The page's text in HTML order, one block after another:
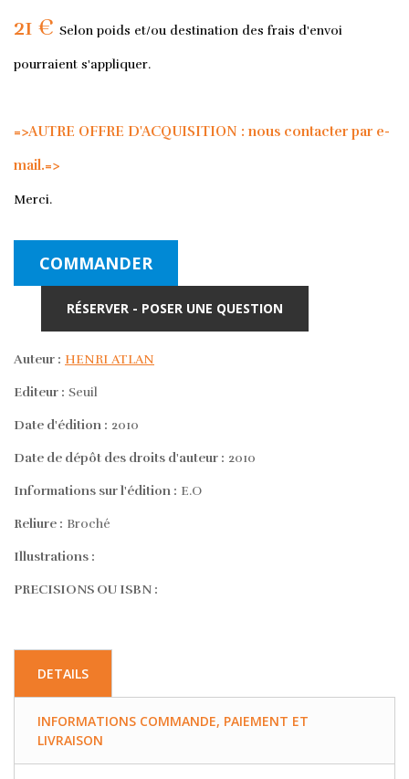
21 € Selon poids et/ou destination des frais d'envoi
pourraient s'appliquer.
=>AUTRE OFFRE D'ACQUISITION : nous contacter par e-
mail.=>
Merci.
COMMANDER
RÉSERVER - POSER UNE QUESTION
Auteur : HENRI ATLAN
Editeur : Seuil
Date d'édition : 2010
Date de dépôt des droits d'auteur : 2010
Informations sur l'édition : E.O
Reliure : Broché
Illustrations :
PRECISIONS OU ISBN :
DETAILS
INFORMATIONS COMMANDE, PAIEMENT ET
LIVRAISON